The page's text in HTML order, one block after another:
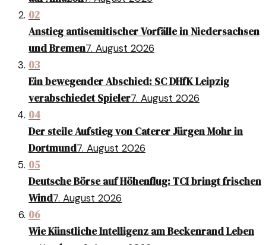
02
Anstieg antisemitischer Vorfälle in Niedersachsen
und Bremen7. August 2026
03
Ein bewegender Abschied: SC DHfK Leipzig
verabschiedet Spieler7. August 2026
04
Der steile Aufstieg von Caterer Jürgen Mohr in
Dortmund7. August 2026
05
Deutsche Börse auf Höhenflug: TCI bringt frischen
Wind7. August 2026
06
Wie Künstliche Intelligenz am Beckenrand Leben